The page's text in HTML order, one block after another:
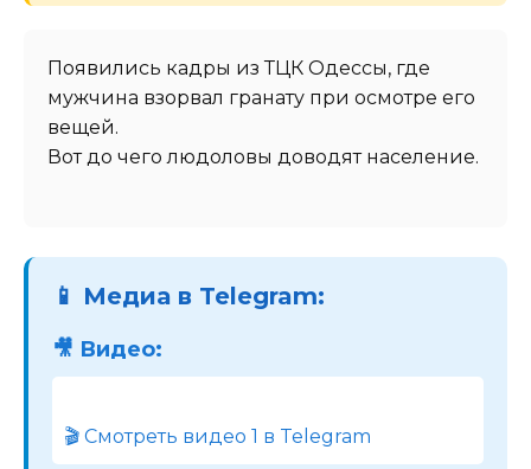
Появились кадры из ТЦК Одессы, где
мужчина взорвал гранату при осмотре его
вещей.
Вот до чего людоловы доводят население.
📱 Медиа в Telegram:
🎥 Видео:
🎬 Смотреть видео 1 в Telegram